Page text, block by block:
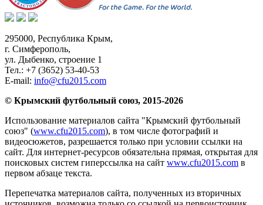
295000, Республика Крым,
г. Симферополь,
ул. Дыбенко, строение 1
Тел.: +7 (3652) 53-40-53
E-mail: info@cfu2015.com
© Крымский футбольный союз, 2015-2026
Использование материалов сайта "Крымский футбольный
союз" (www.cfu2015.com), в том числе фотографий и
видеосюжетов, разрешается только при условии ссылки на
сайт. Для интернет-ресурсов обязательна прямая, открытая для
поисковых систем гиперссылка на сайт www.cfu2015.com в
первом абзаце текста.
Перепечатка материалов сайта, полученных из вторичных